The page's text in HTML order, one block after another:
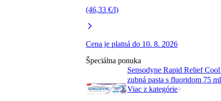
(46,33 €/l)
Cena je platná do 10. 8. 2026
Špeciálna ponuka
Sensodyne Rapid Relief
zubná pasta s fluoridom 75 ml
Viac z kategórie